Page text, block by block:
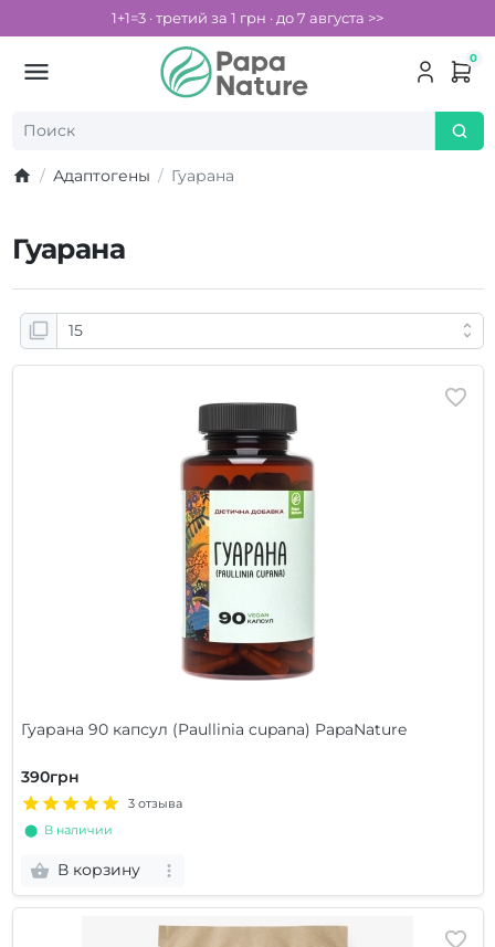
1+1=3 · третий за 1 грн · до 7 августа >>
0
Адаптогены Гуарана
Гуарана
Гуарана 90 капсул (Paullinia cupana) PapaNature
390грн
3 отзыва
⬤ В наличии
В корзину